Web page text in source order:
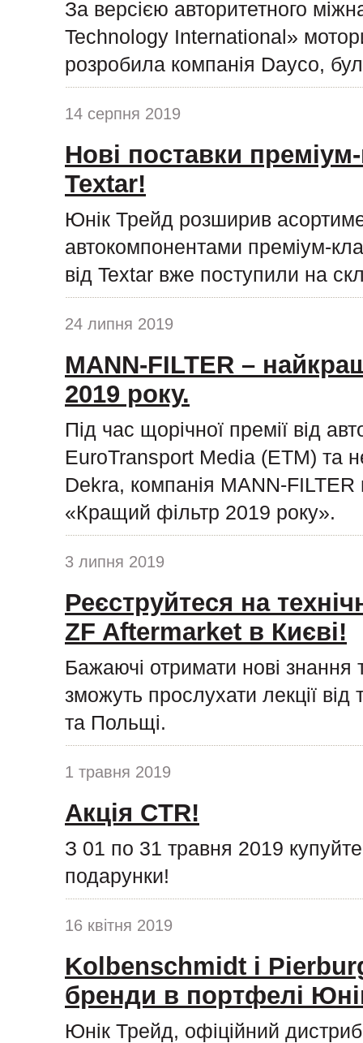
За версією авторитетного
Technology International»
розробила компанія Dayco,
14 серпня 2019
Нові поставки
Textar!
Юнік Трейд розширив
автокомпонентами преміум-
від Textar вже поступили на
24 липня 2019
MANN-FILTER –
2019 року.
Під час щорічної премії від
EuroTransport Media (ETM) та
Dekra, компанія MANN-FILTER
«Кращий фільтр 2019 року».
3 липня 2019
Реєструйтеся на
ZF Aftermarket в Києві!
Бажаючі отримати нові знання
зможуть прослухати лекції від
та Польщі.
1 травня 2019
Акція CTR!
З 01 по 31 травня 2019
подарунки!
16 квітня 2019
Kolbenschmidt і
бренди в портфелі
Юнік Трейд, офіційний